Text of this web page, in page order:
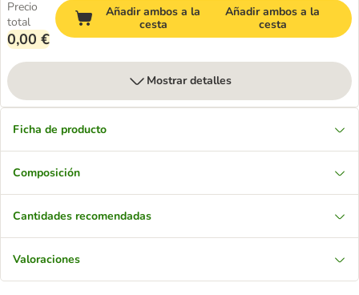
Precio
total
0,00 €
Añadir ambos a la
cesta
Añadir ambos a la
cesta
Mostrar detalles
Ficha de producto
Composición
Cantidades recomendadas
Valoraciones